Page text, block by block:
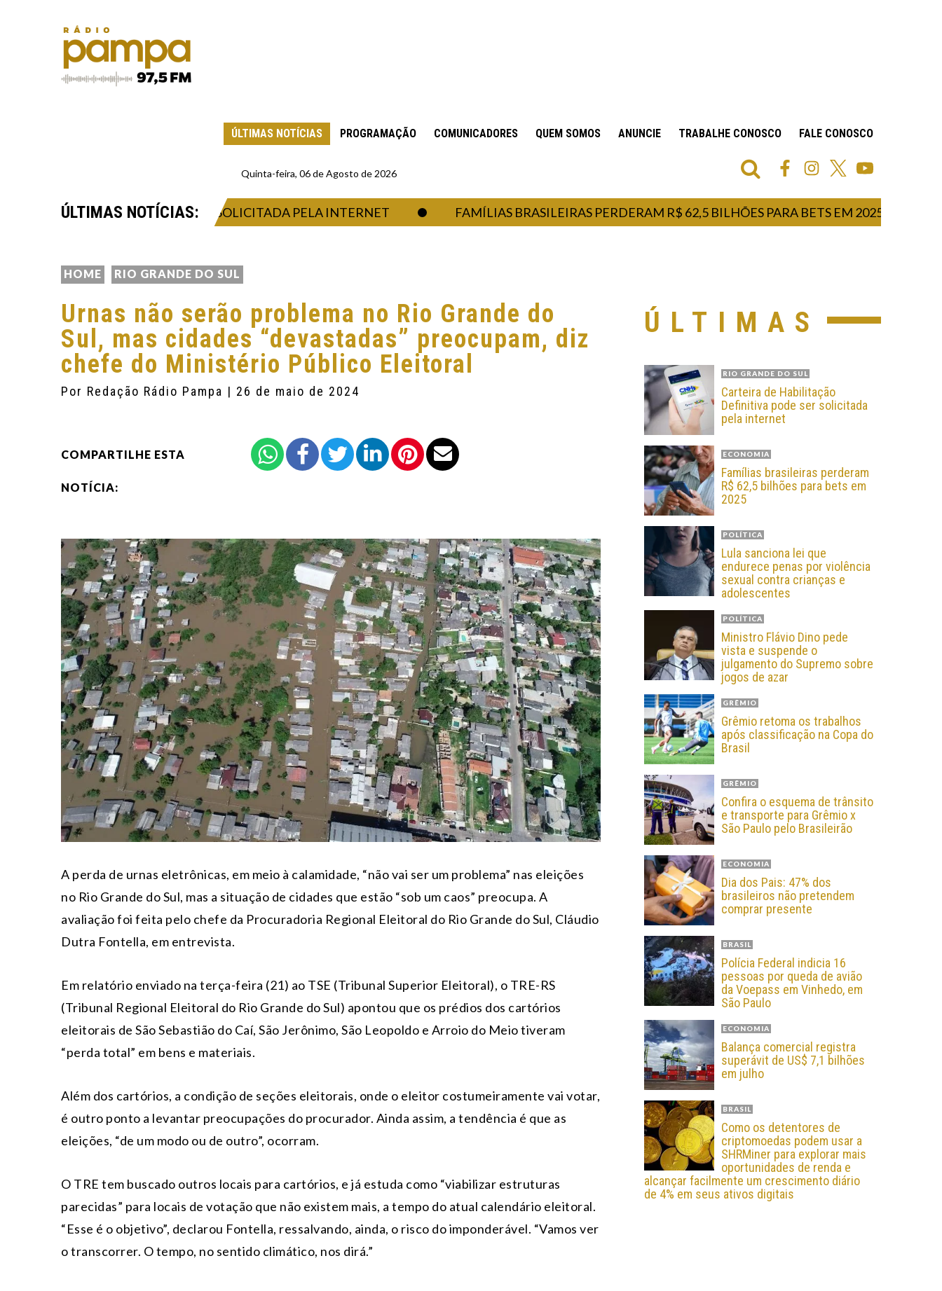
ÚLTIMAS NOTÍCIAS PROGRAMAÇÃO COMUNICADORES QUEM SOMOS ANUNCIE TRABALHE CONOSCO FALE CONOSCO
Quinta-feira, 06 de Agosto de 2026
ÚLTIMAS NOTÍCIAS:
DEFINITIVA PODE SER SOLICITADA PELA INTERNET FAMÍLIAS BRASILEIRAS PERDERAM R$ 62,5 BILHÕES PARA BETS EM 2025
HOME RIO GRANDE DO SUL
Urnas não serão problema no Rio Grande do
Sul, mas cidades “devastadas” preocupam, diz
chefe do Ministério Público Eleitoral
Por Redação Rádio Pampa | 26 de maio de 2024
COMPARTILHE ESTA
NOTÍCIA:
A perda de urnas eletrônicas, em meio à calamidade, “não vai ser um problema” nas eleições
no Rio Grande do Sul, mas a situação de cidades que estão “sob um caos” preocupa. A
avaliação foi feita pelo chefe da Procuradoria Regional Eleitoral do Rio Grande do Sul, Cláudio
Dutra Fontella, em entrevista.
Em relatório enviado na terça-feira (21) ao TSE (Tribunal Superior Eleitoral), o TRE-RS
(Tribunal Regional Eleitoral do Rio Grande do Sul) apontou que os prédios dos cartórios
eleitorais de São Sebastião do Caí, São Jerônimo, São Leopoldo e Arroio do Meio tiveram
“perda total” em bens e materiais.
Além dos cartórios, a condição de seções eleitorais, onde o eleitor costumeiramente vai votar,
é outro ponto a levantar preocupações do procurador. Ainda assim, a tendência é que as
eleições, “de um modo ou de outro”, ocorram.
O TRE tem buscado outros locais para cartórios, e já estuda como “viabilizar estruturas
parecidas” para locais de votação que não existem mais, a tempo do atual calendário eleitoral.
“Esse é o objetivo”, declarou Fontella, ressalvando, ainda, o risco do imponderável. “Vamos ver
o transcorrer. O tempo, no sentido climático, nos dirá.”
ÚLTIMAS
RIO GRANDE DO SUL
Carteira de Habilitação
Definitiva pode ser solicitada
pela internet
ECONOMIA
Famílias brasileiras perderam
R$ 62,5 bilhões para bets em
2025
POLÍTICA
Lula sanciona lei que
endurece penas por violência
sexual contra crianças e
adolescentes
POLÍTICA
Ministro Flávio Dino pede
vista e suspende o
julgamento do Supremo sobre
jogos de azar
GRÊMIO
Grêmio retoma os trabalhos
após classificação na Copa do
Brasil
GRÊMIO
Confira o esquema de trânsito
e transporte para Grêmio x
São Paulo pelo Brasileirão
ECONOMIA
Dia dos Pais: 47% dos
brasileiros não pretendem
comprar presente
BRASIL
Polícia Federal indicia 16
pessoas por queda de avião
da Voepass em Vinhedo, em
São Paulo
ECONOMIA
Balança comercial registra
superávit de US$ 7,1 bilhões
em julho
BRASIL
Como os detentores de
criptomoedas podem usar a
SHRMiner para explorar mais
oportunidades de renda e
alcançar facilmente um crescimento diário
de 4% em seus ativos digitais